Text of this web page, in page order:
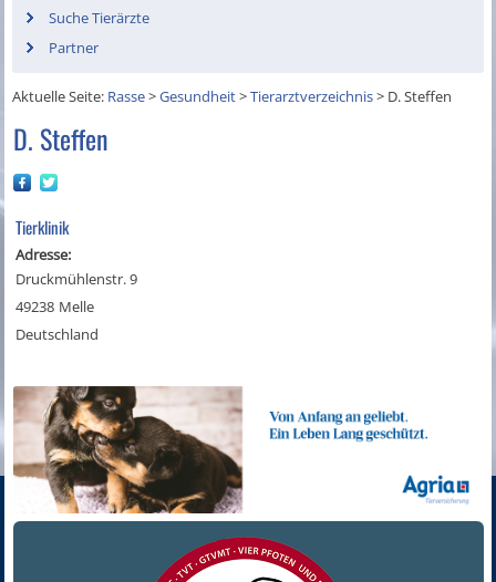
Suche Tierärzte
Partner
Aktuelle Seite: Rasse>Gesundheit>Tierarztverzeichnis> D. Steffen
D. Steffen
Tierklinik
Adresse:
Druckmühlenstr. 9
49238 Melle
Deutschland